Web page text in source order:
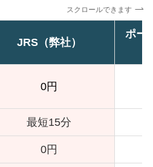
スクロールできます
JRS（弊社）
ポー
0円
最短15分
0円